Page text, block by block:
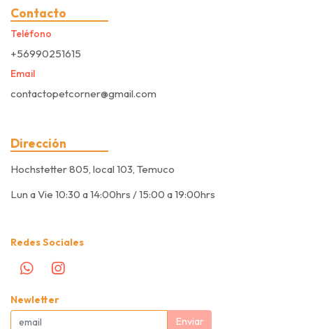
Contacto
Teléfono
+56990251615
Email
contactopetcorner@gmail.com
Dirección
Hochstetter 805, local 103, Temuco
Lun a Vie 10:30 a 14:00hrs / 15:00 a 19:00hrs
Redes Sociales
Newletter
Enviar